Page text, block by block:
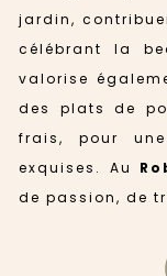
jardin,
célébrant la
valorise
des plats de
frais, pour
exquises. Au
de passion, de